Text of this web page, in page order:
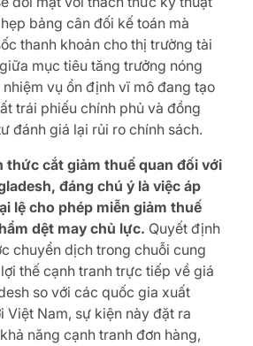
bảng cân đối kế toán mà
thanh khoản cho thị trường tài
mục tiêu tăng trưởng nóng
vụ ổn định vĩ mô đang tạo
trái phiếu chính phủ và đồng
đánh giá lại rủi ro chính sách.
thức cắt giảm thuế quan đối với
đáng chú ý là việc áp
lệ cho phép miễn giảm thuế
dệt may chủ lực. Quyết định
chuyển dịch trong chuỗi cung
thế cạnh tranh trực tiếp về giá
so với các quốc gia xuất
Việt Nam, sự kiện này đặt ra
năng cạnh tranh đơn hàng,